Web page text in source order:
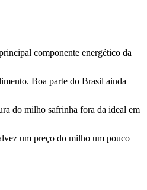
componente energético da
Boa parte do Brasil ainda
do milho safrinha fora da ideal em
um preço do milho um pouco